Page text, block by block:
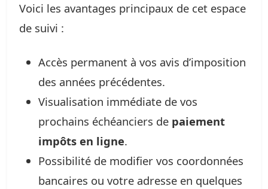
Voici les avantages principaux de cet espace
de suivi :
Accès permanent à vos avis d’imposition
des années précédentes.
Visualisation immédiate de vos
prochains échéanciers de paiement
impôts en ligne.
Possibilité de modifier vos coordonnées
bancaires ou votre adresse en quelques